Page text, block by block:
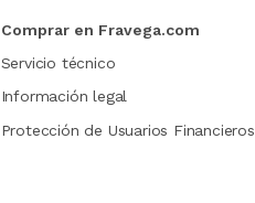
Comprar en Fravega.com
Servicio técnico
Información legal
Protección de Usuarios Financieros